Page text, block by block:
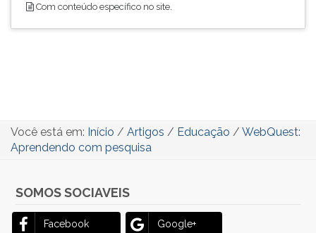
Com conteúdo específico no site.
Você está em: Início / Artigos / Educação / WebQuest:
Aprendendo com pesquisa
SOMOS SOCIAVEIS
Facebook Google+